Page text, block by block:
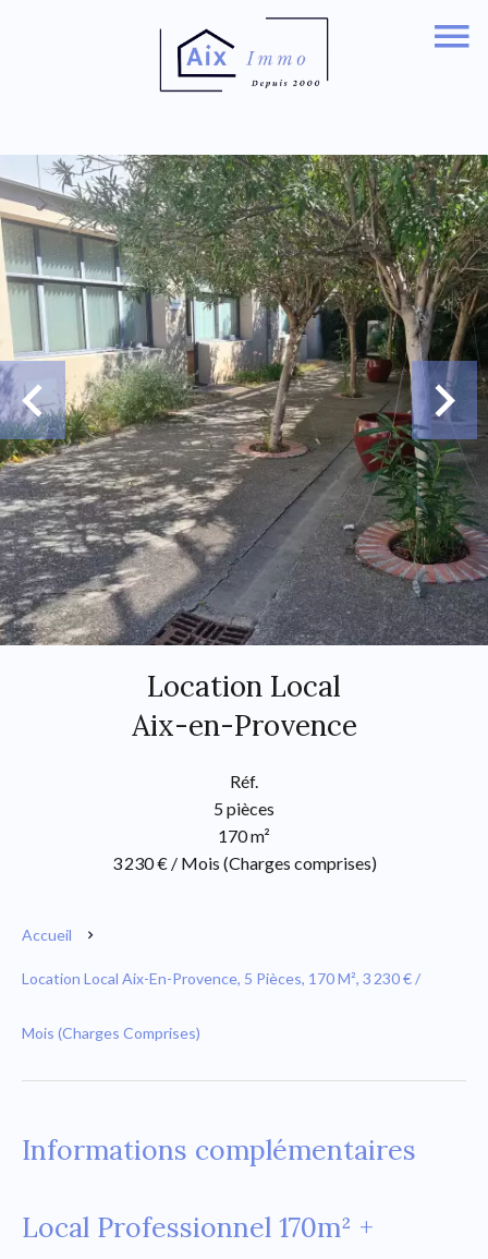
Location Local
Aix-en-Provence
Réf.
5 pièces
170 m²
3 230 € / Mois (Charges comprises)
Accueil
Location Local Aix-En-Provence, 5 Pièces, 170 M², 3 230 € /
Mois (Charges Comprises)
Informations complémentaires
Local Professionnel 170m² +